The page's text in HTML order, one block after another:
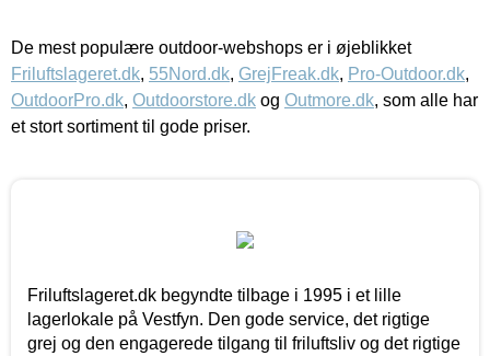
De mest populære outdoor-webshops er i øjeblikket
Friluftslageret.dk, 55Nord.dk, GrejFreak.dk, Pro-Outdoor.dk,
OutdoorPro.dk, Outdoorstore.dk og Outmore.dk, som alle har
et stort sortiment til gode priser.
Friluftslageret.dk begyndte tilbage i 1995 i et lille
lagerlokale på Vestfyn. Den gode service, det rigtige
grej og den engagerede tilgang til friluftsliv og det rigtige